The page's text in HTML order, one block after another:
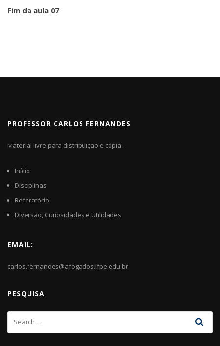
Fim da aula 07
PROFESSOR CARLOS FERNANDES
Material livre para distribuição e cópia.
Início
Disciplinas
Referatório
Diversão, Curiosidades e Utilidades
EMAIL:
carlos.fernandes@afogados.ifpe.edu.br
PESQUISA